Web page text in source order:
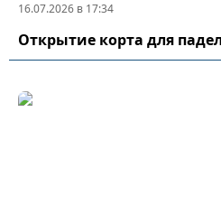
16.07.2026 в 17:34
Открытие корта для